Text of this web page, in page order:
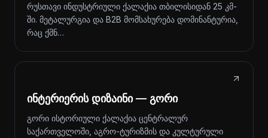
რუსთავი ინდუსტრიული ქალაქია თბილისიდან 25 კმ-
ში. მეტალურგია და B2B მომსახურება დომინანტურია,
რაც ქმნ…
ინტერიერის დიზაინი — გორი
გორი ისტორიული ქალაქია ცენტრალურ
საქართველოში, აგრო-ტურიზმის და კულტურული